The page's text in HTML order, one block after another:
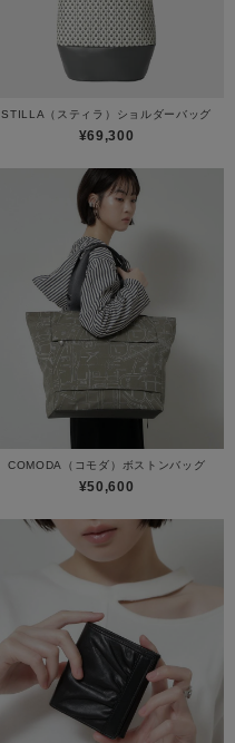
STILLA（スティラ）ショルダーバッグ
¥69,300
COMODA（コモダ）ボストンバッグ
¥50,600